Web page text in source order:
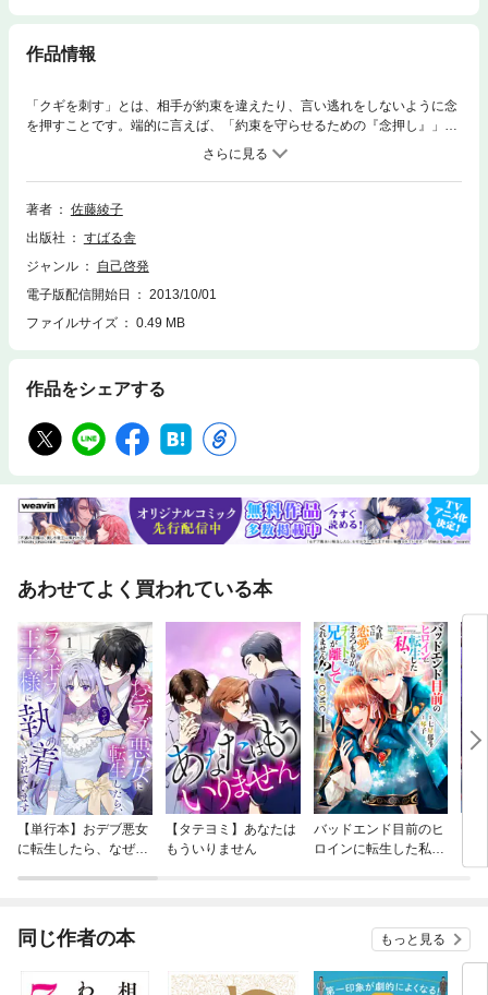
作品情報
「クギを刺す」とは、相手が約束を違えたり、言い逃れをしないように念
を押すことです。端的に言えば、「約束を守らせるための『念押し』」で
す。なぜ、優れたエグゼクティブは、約束を守らせるために、ギリギリと
説得したり、何度も言い含めたりしないのか？ なぜ、わずかな言葉で、
どんな人でもたやすく動かせるのか。本書は、この謎を解明し、誰でも有
効なクギ刺しができるように体系化した「人を動かすプロ」に学ぶ「クギ
著者
佐藤綾子
出版社
すばる舎
ジャンル
自己啓発
電子版配信開始日
2013/10/01
ファイルサイズ
0.49 MB
作品をシェアする
あわせてよく買われている本
【単行本】おデブ悪女
に転生したら、なぜか
【タテヨミ】あなたは
もういりません
バッドエンド目前のヒ
ロインに転生した私、
同じ作者の本 もっと見る